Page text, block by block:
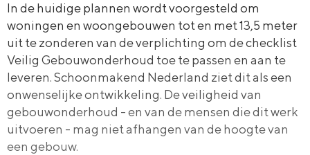
In de huidige plannen wordt voorgesteld om
woningen en woongebouwen tot en met 13,5 meter
uit te zonderen van de verplichting om de checklist
Veilig Gebouwonderhoud toe te passen en aan te
leveren. Schoonmakend Nederland ziet dit als een
onwenselijke ontwikkeling. De veiligheid van
gebouwonderhoud - en van de mensen die dit werk
uitvoeren - mag niet afhangen van de hoogte van
een gebouw.